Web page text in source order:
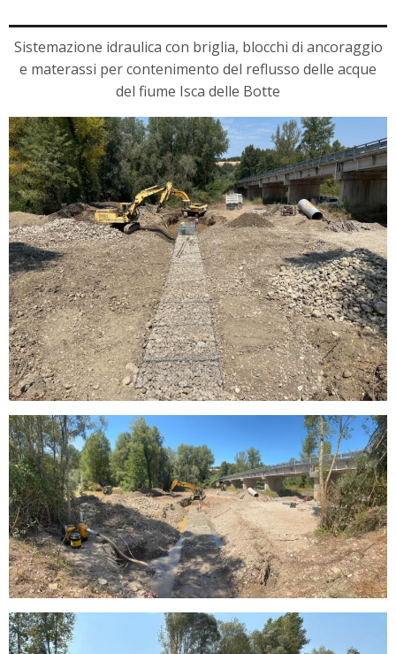
Sistemazione idraulica con briglia, blocchi di ancoraggio
e materassi per contenimento del reflusso delle acque
del fiume Isca delle Botte